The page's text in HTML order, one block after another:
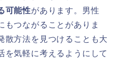
可能性があります。男性
もつながることがありま
散方法を見つけることも大
を気軽に考えるようにして